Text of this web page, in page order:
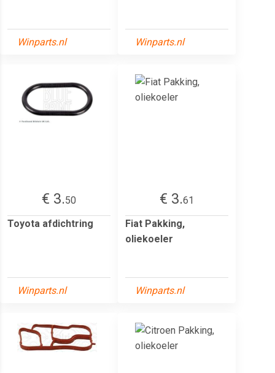
Winparts.nl Winparts.nl
€ 3.50
Toyota afdichtring
Winparts.nl
€ 3.61
Fiat Pakking,
oliekoeler
Winparts.nl